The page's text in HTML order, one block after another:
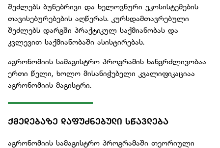
შეძლებს ბუნებრივი და ხელოვნური ეკოსისტემების
თავისებურებების აღწერას. კურსდამთავრებული
შეძლებს დარგში პრაქტიკულ საქმიანობას და
კვლევით საქმიანობაში ასისტირებას.
აგრონომიის სამაგისტრო პროგრამის ხანგრძლივობაა
ერთი წელი, ხოლო მისანიჭებელი კვალიფიკაციაა
აგრონომიის მაგისტრი.
ᲥᲛᲔᲓᲔᲑᲐᲖᲔ ᲓᲐᲤᲣᲫᲜᲔᲑᲣᲚᲘ ᲡᲬᲐᲕᲚᲔᲑᲐ
აგრონომიის სამაგისტრო პროგრამაში თეორიული